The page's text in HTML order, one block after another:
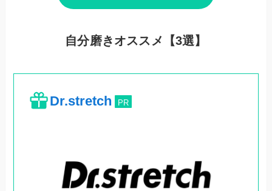
自分磨きオススメ【3選】
Dr.stretch PR